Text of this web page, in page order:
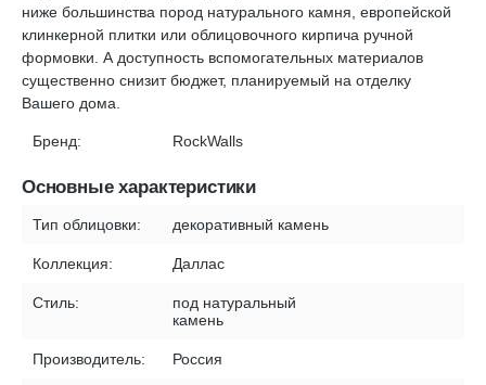
ниже большинства пород натурального камня, европейской
клинкерной плитки или облицовочного кирпича ручной
формовки. А доступность вспомогательных материалов
существенно снизит бюджет, планируемый на отделку
Вашего дома.
Бренд: RockWalls
Основные характеристики
Тип облицовки: декоративный камень
Коллекция: Даллас
Стиль:
под натуральный
камень
Производитель: Россия